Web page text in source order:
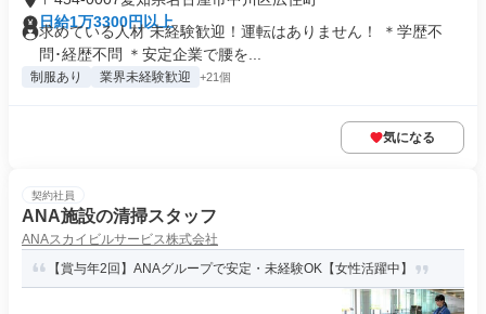
日給1万3300円以上
求めている人材 未経験歓迎！運転はありません！ ＊学歴不
問･経歴不問 ＊安定企業で腰を...
制服あり 業界未経験歓迎 +21個
気になる
契約社員
ANA施設の清掃スタッフ
ANAスカイビルサービス株式会社
【賞与年2回】ANAグループで安定・未経験OK【女性活躍中】